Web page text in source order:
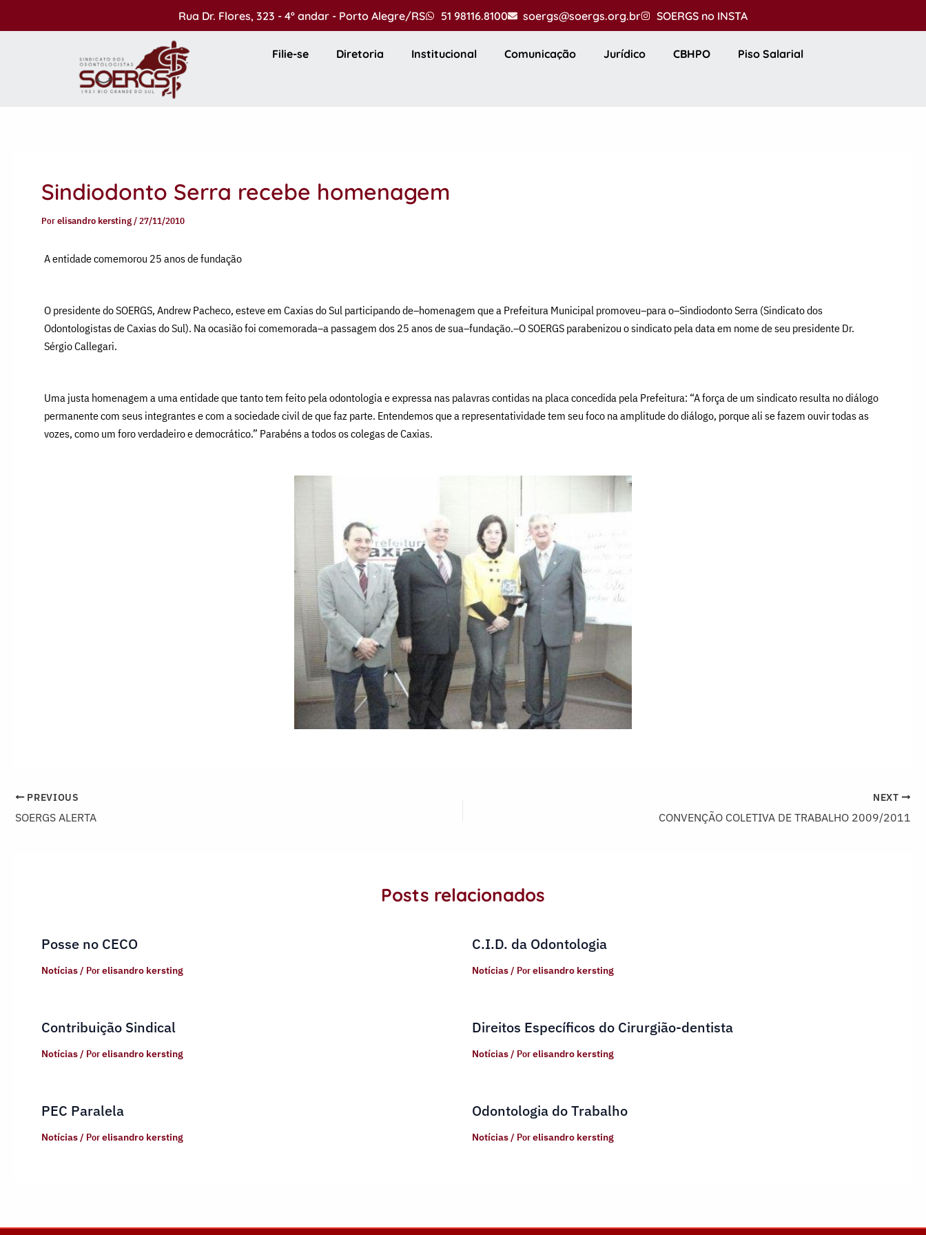
Rua Dr. Flores, 323 - 4º andar - Porto Alegre/RS 51 98116.8100 soergs@soergs.org.br SOERGS no INSTA
Filie-se Diretoria Institucional Comunicação Jurídico CBHPO Piso Salarial
Sindiodonto Serra recebe homenagem
Porelisandro kersting/27/11/2010
A entidade comemorou 25 anos de fundação
O presidente do SOERGS, Andrew Pacheco, esteve em Caxias do Sul participando de–homenagem que a Prefeitura Municipal promoveu–para o–Sindiodonto Serra (Sindicato dos
Odontologistas de Caxias do Sul). Na ocasião foi comemorada–a passagem dos 25 anos de sua–fundação.–O SOERGS parabenizou o sindicato pela data em nome de seu presidente Dr.
Sérgio Callegari.
Uma justa homenagem a uma entidade que tanto tem feito pela odontologia e expressa nas palavras contidas na placa concedida pela Prefeitura: “A força de um sindicato resulta no diálogo
permanente com seus integrantes e com a sociedade civil de que faz parte. Entendemos que a representatividade tem seu foco na amplitude do diálogo, porque ali se fazem ouvir todas as
vozes, como um foro verdadeiro e democrático.” Parabéns a todos os colegas de Caxias.
PREVIOUS
SOERGS ALERTA
NEXT
CONVENÇÃO COLETIVA DE TRABALHO 2009/2011
Posts relacionados
Posse no CECO
Notícias/ Porelisandro kersting
C.I.D. da Odontologia
Notícias/ Porelisandro kersting
Contribuição Sindical
Notícias/ Porelisandro kersting
Direitos Específicos do Cirurgião-dentista
Notícias/ Porelisandro kersting
PEC Paralela
Notícias/ Porelisandro kersting
Odontologia do Trabalho
Notícias/ Porelisandro kersting